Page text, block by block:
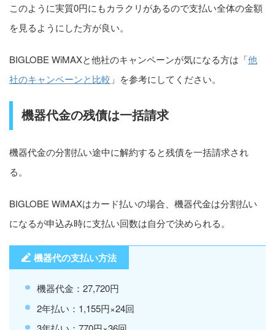
このように実質0円にもカラクリがあるので支払い全体の金額
を見るようにした方が良い。
BIGLOBE WiMAXと他社のキャンペーンが気になる方は「他
社のキャンペーンと比較 」を参考にしてください。
機器代金の残債は一括請求
機器代金の分割払い途中に解約すると残債を一括請求され
る。
BIGLOBE WiMAXはカード払いの場合、機器代金は分割払い
になるが申込み時に支払い回数は自分で決められる。
機器代の支払い方法
機器代金：27,720円
2年払い：1,155円×24回